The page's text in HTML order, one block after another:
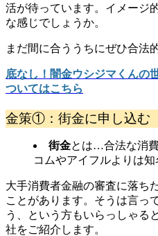
活が待っています。イメージ
な感じでしょうか。
まだ間に合ううちにぜひ合法
底なし！闇金ウシジマくんの
ついてはこちら
金策①：街金に申し込む
街金とは…合法な消
コムやアイフルよりは知
大手消費者金融の審査に落ち
ことがあります。そうは言っ
う、という方もいらっしゃる
社をご紹介します。